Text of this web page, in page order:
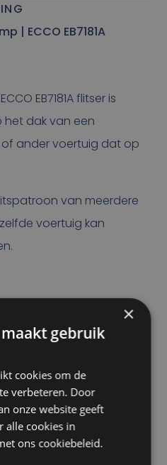
| ECCO EB7181A
EB7181A flitser is
dak van een
ander voertuig dat op
van meerdere
voertuig kan
en tot wel acht×
gebruik
cookies om de
verbeteren. Door
onze website geeft
alle cookies in
ons cookiebeleid.